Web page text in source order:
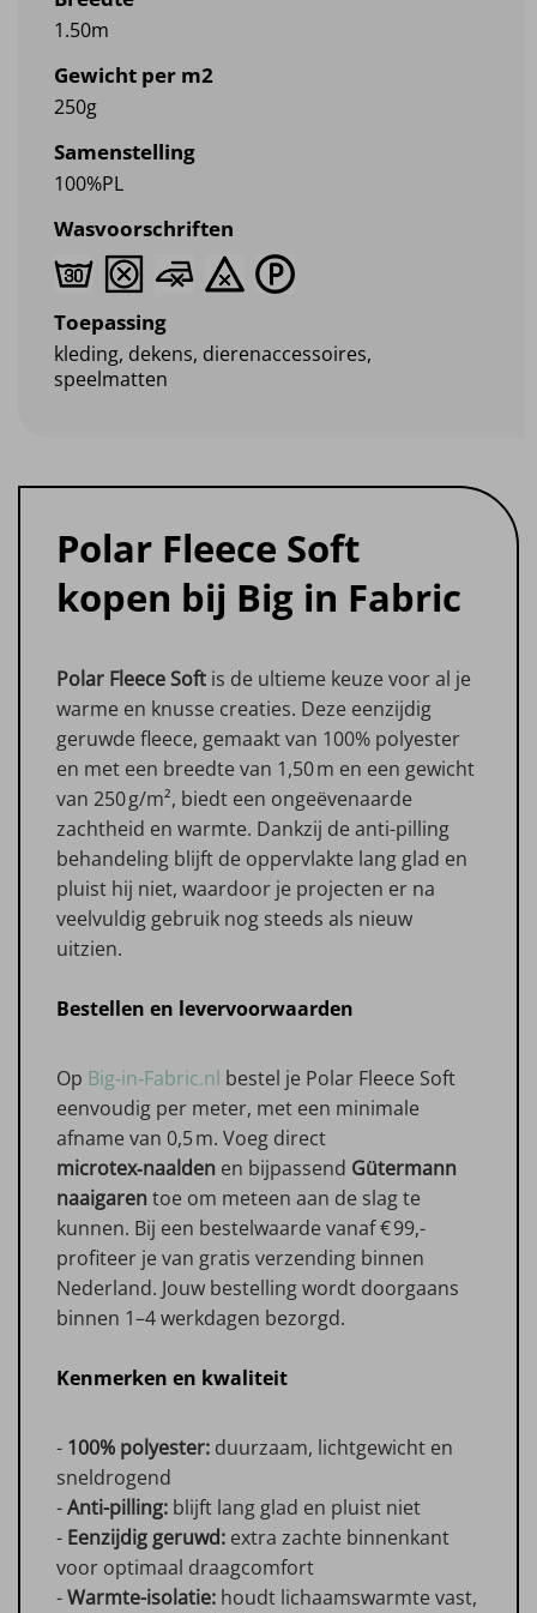
1.50m
Gewicht per m2
250g
Samenstelling
100%PL
Wasvoorschriften
Toepassing
kleding, dekens, dierenaccessoires,
speelmatten
Polar Fleece Soft
kopen bij Big in Fabric
Polar Fleece Soft is de ultieme keuze voor al je
warme en knusse creaties. Deze eenzijdig
geruwde fleece, gemaakt van 100% polyester
en met een breedte van 1,50 m en een gewicht
van 250 g/m², biedt een ongeëvenaarde
zachtheid en warmte. Dankzij de anti-pilling
behandeling blijft de oppervlakte lang glad en
pluist hij niet, waardoor je projecten er na
veelvuldig gebruik nog steeds als nieuw
uitzien.
Bestellen en levervoorwaarden
Op Big‑in‑Fabric.nl bestel je Polar Fleece Soft
eenvoudig per meter, met een minimale
afname van 0,5 m. Voeg direct
microtex‑naalden en bijpassend Gütermann
naaigarentoe om meteen aan de slag te
kunnen. Bij een bestelwaarde vanaf € 99,-
profiteer je van gratis verzending binnen
Nederland. Jouw bestelling wordt doorgaans
binnen 1–4 werkdagen bezorgd.
Kenmerken en kwaliteit
- 100% polyester: duurzaam, lichtgewicht en
sneldrogend
-Anti-pilling: blijft lang glad en pluist niet
- Eenzijdig geruwd: extra zachte binnenkant
voor optimaal draagcomfort
-Warmte-isolatie: houdt lichaamswarmte vast,